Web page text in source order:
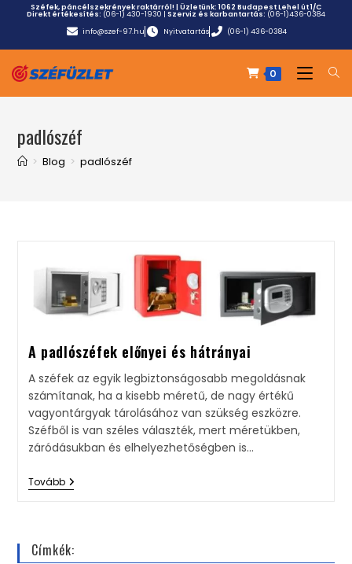
Széfek, páncélszekrények raktárról! | Üzletünk:1062 Budapest Lehel út 1/C
Direkt értékesítés: (06-1) 430-1930 | Szerviz és karbantartás: (06-1)436-0384
info@szef-97.hu
Nyitvatartás (06-1) 436-0384
0
padlószéf
> Blog > padlószéf
A padlószéfek előnyei és hátrányai
A széfek az egyik legbiztonságosabb megoldásnak
számítanak, ha a kisebb méretű, de nagy értékű
vagyontárgyak tárolásához van szükség eszközre.
Széfből is van széles választék, mert méretükben,
záródásukban és elhelyezhetőségben is…
Tovább
Címkék: